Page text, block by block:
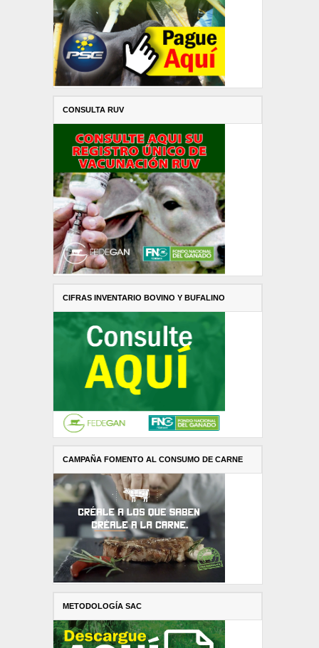
CONSULTA RUV
CIFRAS INVENTARIO BOVINO Y BUFALINO
CAMPAÑA FOMENTO AL CONSUMO DE CARNE
METODOLOGÍA SAC